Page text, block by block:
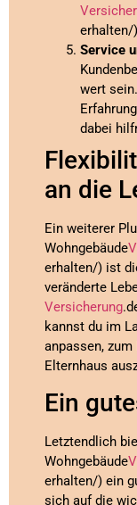
erhalten/
Service
wert
dabei
an die
Ein weiterer
Wohngebäude
erhalten/) ist
veränderte
Versicherung
kannst du im
anpassen,
Elternhaus
Ein
Letztendlich
Wohngebäude
erhalten/) ein
sich auf die